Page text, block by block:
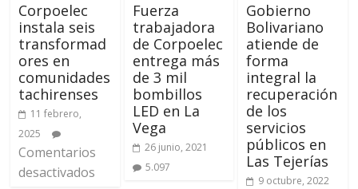
Corpoelec
instala seis
transformad
ores en
comunidades
tachirenses
11 febrero,
2025
Comentarios
desactivados
Fuerza
trabajadora
de Corpoelec
entrega más
de 3 mil
bombillos
LED en La
Vega
26 junio, 2021
5.097
Gobierno
Bolivariano
atiende de
forma
integral la
recuperación
de los
servicios
públicos en
Las Tejerías
9 octubre, 2022